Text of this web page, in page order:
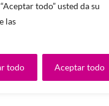
todo” usted da su
las
todo Aceptar todo